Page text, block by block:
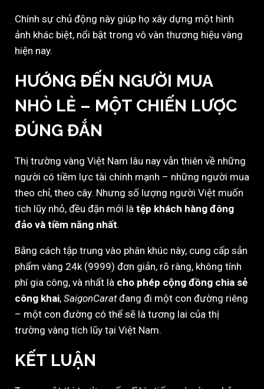
Chính sự chủ động này giúp họ xây dựng một hình
ảnh khác biệt, nổi bật trong vô vàn thương hiệu vàng
hiện nay.
HƯỚNG ĐẾN NGƯỜI MUA
NHỎ LẺ – MỘT CHIẾN LƯỢC
ĐÚNG ĐẮN
Thị trường vàng Việt Nam lâu nay vẫn thiên về những
người có tiềm lực tài chính mạnh – những người mua
theo chỉ, theo cây. Nhưng số lượng người Việt muốn
tích lũy nhỏ, đều đặn mới là tệp khách hàng đông
đảo và tiềm năng nhất.
Bằng cách tập trung vào phân khúc này, cung cấp sản
phẩm vàng 24k (9999) đơn giản, rõ ràng, không tính
phí gia công, và nhất là cho phép cộng đồng chia sẻ
công khai, SaigonCaratđang đi một con đường riêng
– một con đường có thể sẽ là tương lai của thị
trường vàng tích lũy tại Việt Nam.
KẾT LUẬN